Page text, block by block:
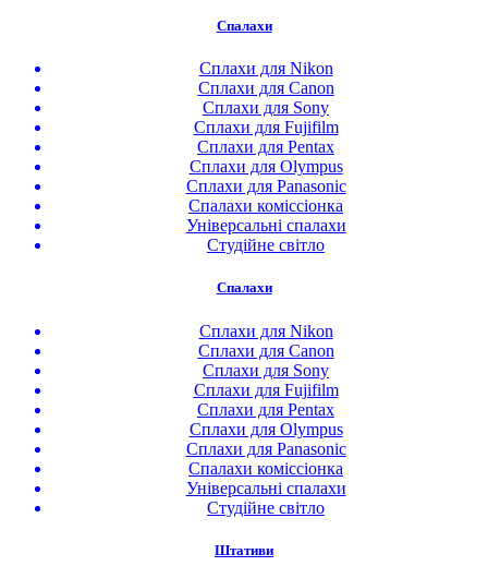
Спалахи
Сплахи для Nikon
Сплахи для Canon
Сплахи для Sony
Сплахи для Fujifilm
Сплахи для Pentax
Сплахи для Olympus
Сплахи для Panasonic
Спалахи коміссіонка
Універсальні спалахи
Студійне світло
Спалахи
Сплахи для Nikon
Сплахи для Canon
Сплахи для Sony
Сплахи для Fujifilm
Сплахи для Pentax
Сплахи для Olympus
Сплахи для Panasonic
Спалахи коміссіонка
Універсальні спалахи
Студійне світло
Штативи